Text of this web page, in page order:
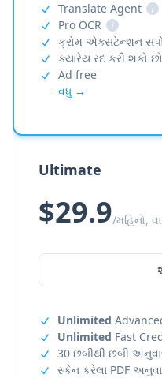
Translate Agent
i
Pro OCR
i
ક્રોમ એક્સટેન્શન
ક્યારેય રદ કરી શકો છો
Ad free
વધુ →
Ultimate
$29.9/મહિનો,
Unlimited
Unlimited Fast
30 છબીથી છબી
સ્કેન કરેલા PDF